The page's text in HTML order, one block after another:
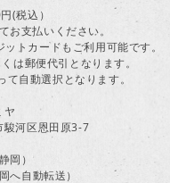
(税込）
お支払いください。
トカードもご利用可能です。
は郵便代引となります。
自動選択となります。
河区恩田原3-7
岡）
自動転送）